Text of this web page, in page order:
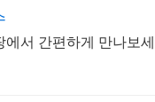
서 간편하게 만나보